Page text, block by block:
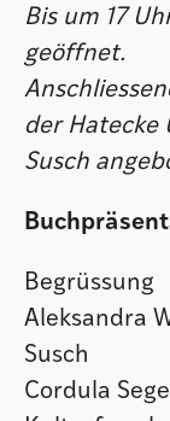
Bis um 17
geöffnet.
der Hatecke
Susch
Begrüssung
Aleksandra
Susch
Cordula